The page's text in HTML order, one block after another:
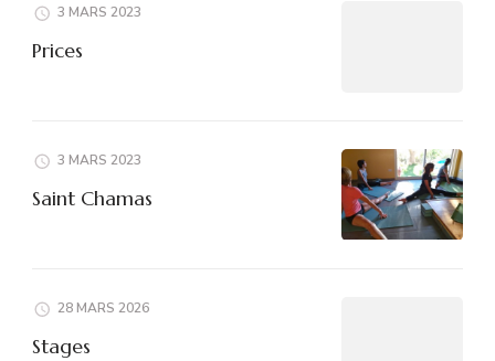
3 MARS 2023
Prices
3 MARS 2023
Saint Chamas
28 MARS 2026
Stages